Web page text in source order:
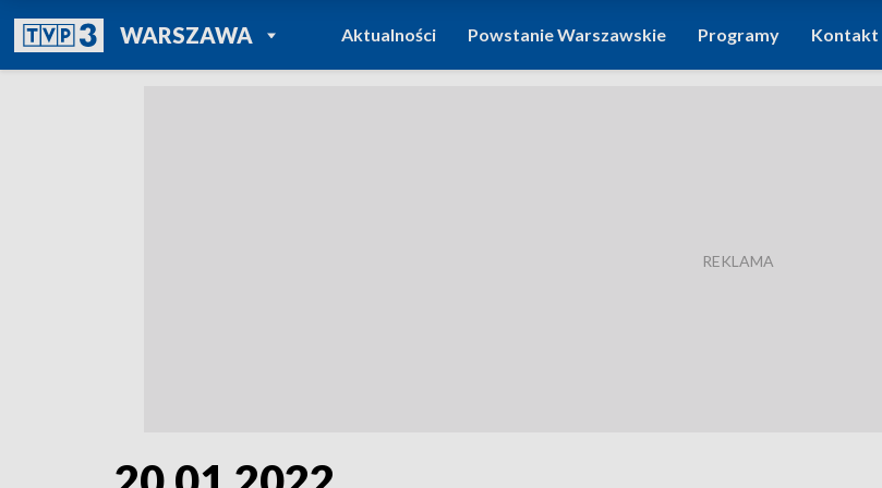
WARSZAWAPOWRÓT DO
TVP REGIONY
Aktualności Powstanie Warszawskie Programy Kontakt